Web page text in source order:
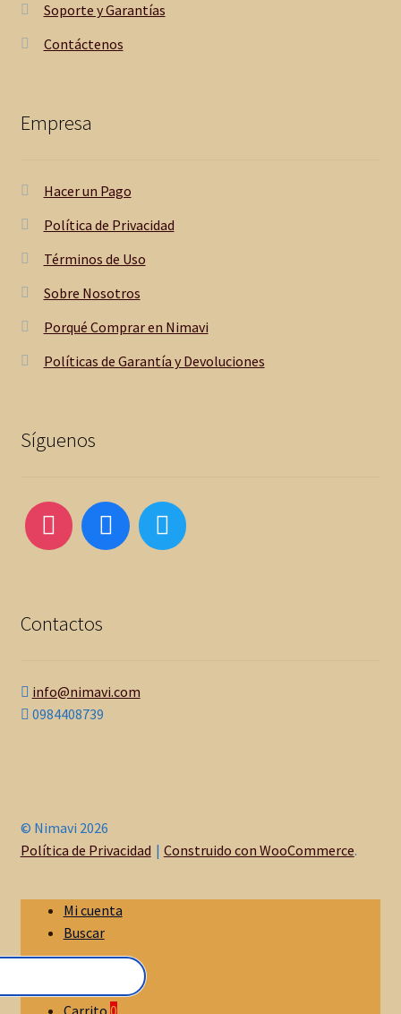
Soporte y Garantías
Contáctenos
Empresa
Hacer un Pago
Política de Privacidad
Términos de Uso
Sobre Nosotros
Porqué Comprar en Nimavi
Políticas de Garantía y Devoluciones
Síguenos
Contactos
info@nimavi.com
0984408739
© Nimavi 2026
Política de Privacidad
Construido con WooCommerce.
Mi cuenta
Buscar
Carrito 0